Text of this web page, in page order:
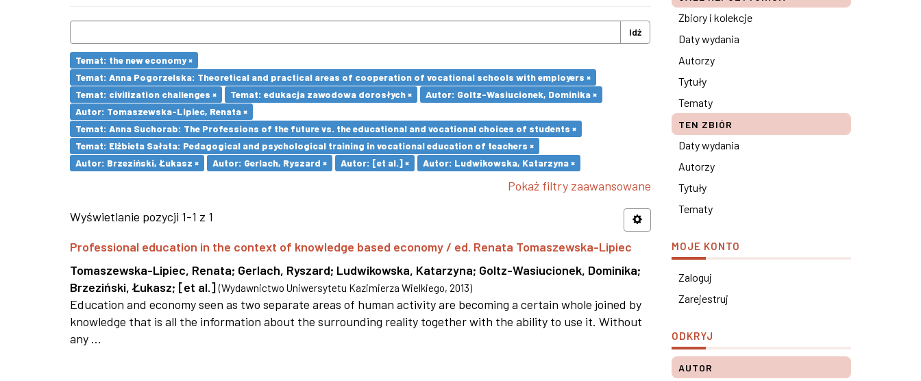
Idź
Temat: the new economy ×
Temat: Anna Pogorzelska: Theoretical and practical areas of cooperation of vocational schools with employers ×
Temat: civilization challenges ×
Temat: edukacja zawodowa dorosłych ×
Autor: Goltz-Wasiucionek, Dominika ×
Autor: Tomaszewska-Lipiec, Renata ×
Temat: Anna Suchorab: The Professions of the future vs. the educational and vocational choices of students ×
Temat: Elżbieta Sałata: Pedagogical and psychological training in vocational education of teachers ×
Autor: Brzeziński, Łukasz ×
Autor: Gerlach, Ryszard × Autor: [et al.] × Autor: Ludwikowska, Katarzyna ×
Pokaż filtry zaawansowane
Wyświetlanie pozycji 1-1 z 1
Professional education in the context of knowledge based economy / ed. Renata Tomaszewska-Lipiec
Tomaszewska-Lipiec, Renata; Gerlach, Ryszard; Ludwikowska, Katarzyna; Goltz-Wasiucionek, Dominika;
Brzeziński, Łukasz; [et al.] (Wydawnictwo Uniwersytetu Kazimierza Wielkiego, 2013)
Education and economy seen as two separate areas of human activity are becoming a certain whole joined by
knowledge that is all the information about the surrounding reality together with the ability to use it. Without
any ...
Zbiory i kolekcje
Daty wydania
Autorzy
Tytuły
Tematy
TEN ZBIÓR
Daty wydania
Autorzy
Tytuły
Tematy
MOJE KONTO
Zaloguj
Zarejestruj
ODKRYJ
AUTOR